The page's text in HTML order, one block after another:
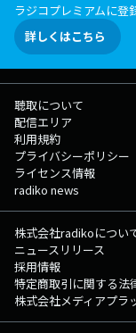
ラジコプレミアムに登
詳しくはこちら
聴取について
配信エリア
利用規約
プライバシーポリシー
ライセンス情報
radiko news
株式会社radikoについ
ニュースリリース
採用情報
特定商取引に関する法
株式会社メディアプラ